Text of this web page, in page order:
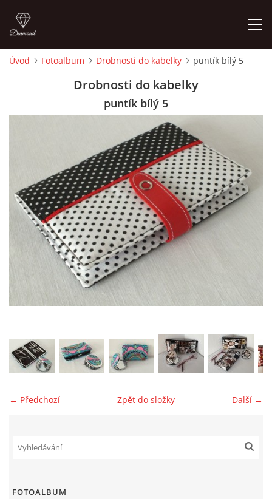
MOJE POSLEDNÍ PRÁCE
jk-laguna@seznam.cz
Úvod Fotoalbum Drobnosti do kabelky puntík bílý 5
Drobnosti do kabelky
puntík bílý 5
← Předchozí Další →
Zpět do složky
FOTOALBUM